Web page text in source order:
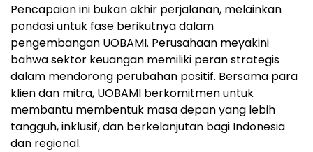
Pencapaian ini bukan akhir perjalanan, melainkan
pondasi untuk fase berikutnya dalam
pengembangan UOBAMI. Perusahaan meyakini
bahwa sektor keuangan memiliki peran strategis
dalam mendorong perubahan positif. Bersama para
klien dan mitra, UOBAMI berkomitmen untuk
membantu membentuk masa depan yang lebih
tangguh, inklusif, dan berkelanjutan bagi Indonesia
dan regional.